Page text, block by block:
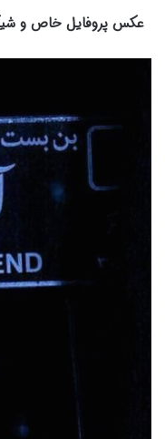
عکس پروفایل خاص و